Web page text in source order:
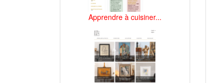
Apprendre à cuisiner...